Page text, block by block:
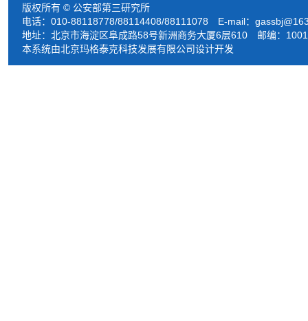
版权所有 © 公安部第三研究所
电话：010-88118778/88114408/88111078 E-mail：
地址：北京市海淀区阜成路58号新洲商务大厦6层610 邮编：
本系统由北京玛格泰克科技发展有限公司设计开发